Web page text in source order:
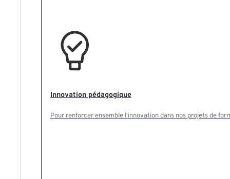
Innovation pédagogique
Pour renforcer ensemble l'innovation dans nos projets de
Rechercher